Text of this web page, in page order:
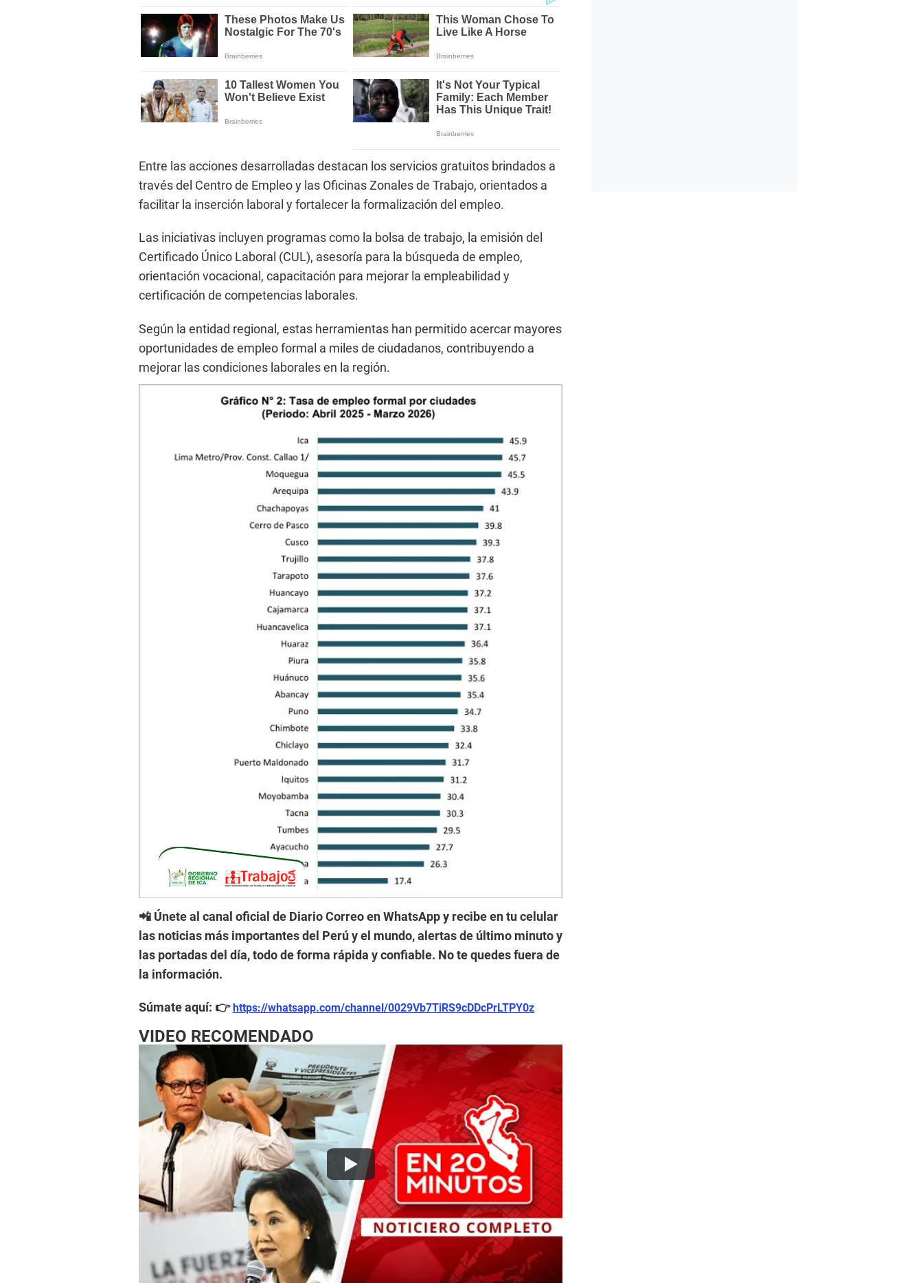
Entre las acciones desarrolladas destacan los servicios gratuitos brindados a
través del Centro de Empleo y las Oficinas Zonales de Trabajo, orientados a
facilitar la inserción laboral y fortalecer la formalización del empleo.
Las iniciativas incluyen programas como la bolsa de trabajo, la emisión del
Certificado Único Laboral (CUL), asesoría para la búsqueda de empleo,
orientación vocacional, capacitación para mejorar la empleabilidad y
certificación de competencias laborales.
Según la entidad regional, estas herramientas han permitido acercar mayores
oportunidades de empleo formal a miles de ciudadanos, contribuyendo a
mejorar las condiciones laborales en la región.
📲 Únete al canal oficial de Diario Correo en WhatsApp y recibe en tu celular
las noticias más importantes del Perú y el mundo, alertas de último minuto y
las portadas del día, todo de forma rápida y confiable. No te quedes fuera de
la información.
Súmate aquí: 👉 https://whatsapp.com/channel/0029Vb7TiRS9cDDcPrLTPY0z
VIDEO RECOMENDADO